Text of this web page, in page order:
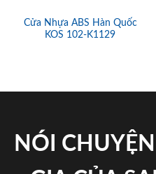
Cửa Nhựa ABS Hàn Quốc
KOS 102-K1129
NÓI